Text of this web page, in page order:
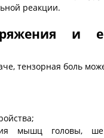
реакции.
и
тензорная боль
мышц головы,